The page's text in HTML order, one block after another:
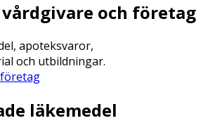
vårdgivare och företag
apoteksvaror,
och utbildningar.
läkemedel